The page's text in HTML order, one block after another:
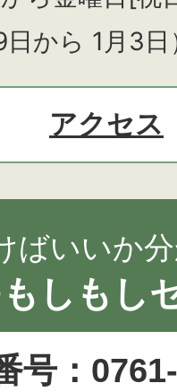
から 1月3
アクセス
ばいいか
しもし
号：